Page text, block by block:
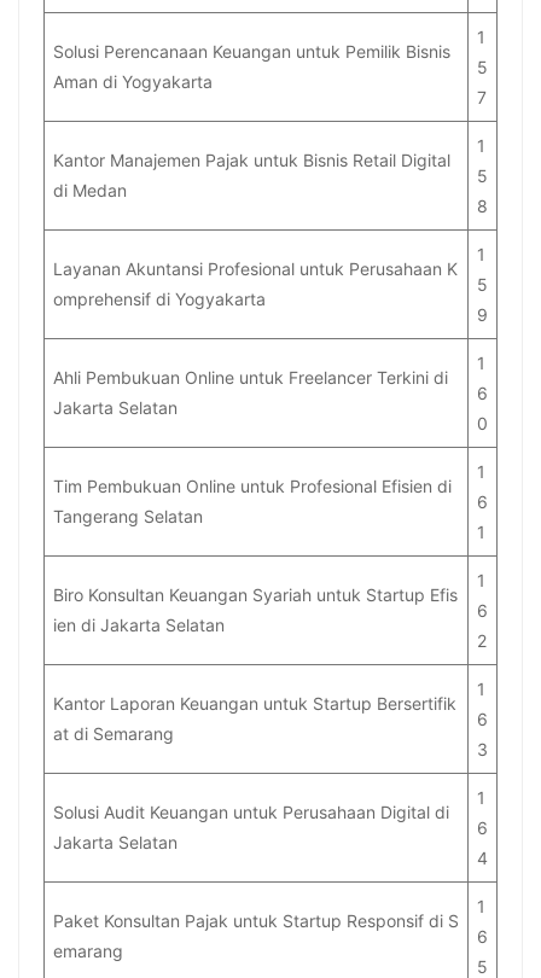
Solusi Perencanaan Keuangan untuk Pemilik Bisnis
Aman di Yogyakarta
1
5
7
Kantor Manajemen Pajak untuk Bisnis Retail Digital
di Medan
1
5
8
Layanan Akuntansi Profesional untuk Perusahaan K
omprehensif di Yogyakarta
1
5
9
Ahli Pembukuan Online untuk Freelancer Terkini di
Jakarta Selatan
1
6
0
Tim Pembukuan Online untuk Profesional Efisien di
Tangerang Selatan
1
6
1
Biro Konsultan Keuangan Syariah untuk Startup Efis
ien di Jakarta Selatan
1
6
2
Kantor Laporan Keuangan untuk Startup Bersertifik
at di Semarang
1
6
3
Solusi Audit Keuangan untuk Perusahaan Digital di
Jakarta Selatan
1
6
4
Paket Konsultan Pajak untuk Startup Responsif di S
emarang
1
6
5